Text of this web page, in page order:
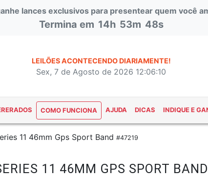
lances exclusivos para presentear quem você
Termina em 14h 53m 48s
LEILÕES ACONTECENDO DIARIAMENTE!
Sex, 7 de Agosto de 2026 12:06:10
COMO FUNCIONA AJUDA DICAS INDIQUE E
11 46mm Gps Sport Band #47219
11 46MM GPS SPORT BAND